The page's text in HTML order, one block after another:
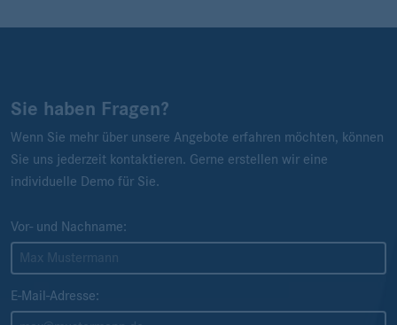
Sie haben Fragen?
Wenn Sie mehr über unsere Angebote erfahren möchten, können
Sie uns jederzeit kontaktieren. Gerne erstellen wir eine
individuelle Demo für Sie.
Vor- und Nachname:
E-Mail-Adresse: